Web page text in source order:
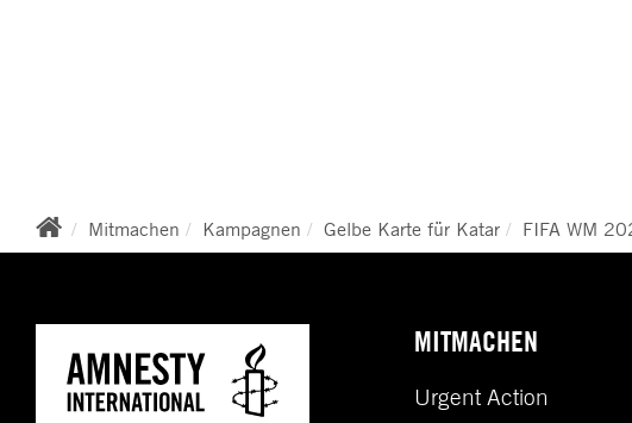
BREADCRUMB
Mitmachen Kampagnen Gelbe Karte für Katar FIFA WM
MITMACHEN
Urgent Action